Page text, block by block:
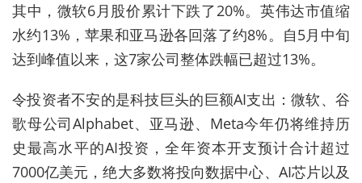
其中，微软6月股价累计下跌了20%。英伟达市值缩
水约13%，苹果和亚马逊各回落了约8%。自5月中旬
达到峰值以来，这7家公司整体跌幅已超过13%。
令投资者不安的是科技巨头的巨额AI支出：微软、谷
歌母公司Alphabet、亚马逊、Meta今年仍将维持历
史最高水平的AI投资，全年资本开支预计合计超过
7000亿美元，绝大多数将投向数据中心、AI芯片以及